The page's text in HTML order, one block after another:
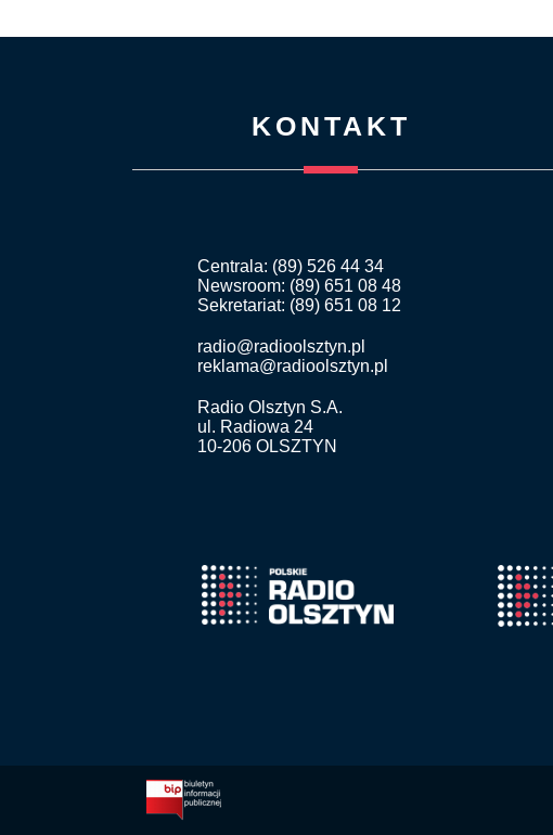
KONTAKT
Centrala: (89) 526 44 34
Newsroom: (89) 651 08 48
Sekretariat: (89) 651 08 12
radio@radioolsztyn.pl
reklama@radioolsztyn.pl
Radio Olsztyn S.A.
ul. Radiowa 24
10-206 OLSZTYN